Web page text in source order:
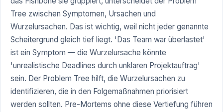
Tree zwischen Symptomen, Ursachen und
Wurzelursachen. Das ist wichtig, weil nicht jeder genannte
Scheitergrund gleich tief liegt. 'Das Team war überlastet'
ist ein Symptom — die Wurzelursache könnte
'unrealistische Deadlines durch unklaren Projektauftrag'
sein. Der Problem Tree hilft, die Wurzelursachen zu
identifizieren, die in den Folgemaßnahmen priorisiert
werden sollten. Pre-Mortems ohne diese Vertiefung führen